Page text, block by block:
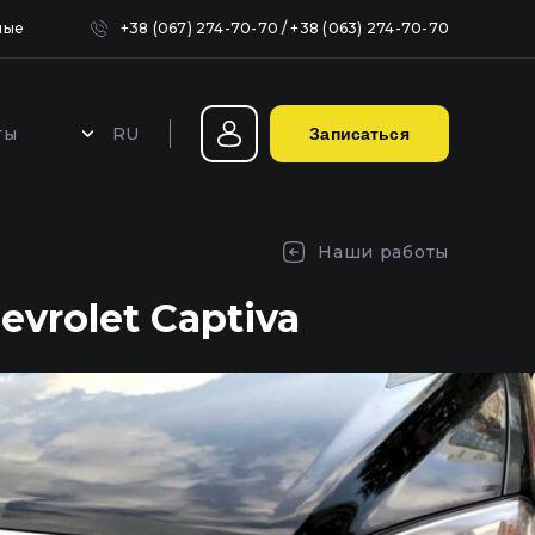
+38 (067) 274-70-70 / +38 (063) 274-70-70
RU Записаться
Наши работы
Captiva